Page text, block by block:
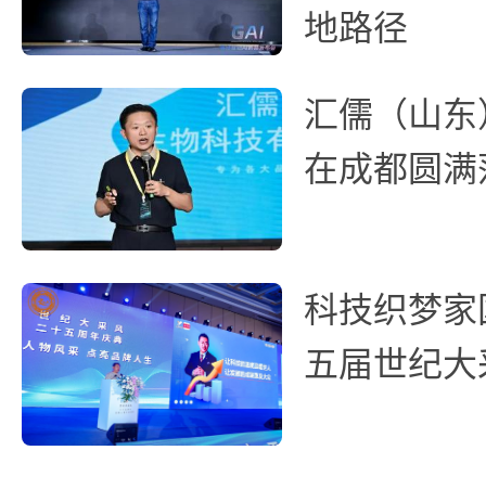
地路径
汇儒（山
在成都圆
科技织梦
五届世纪